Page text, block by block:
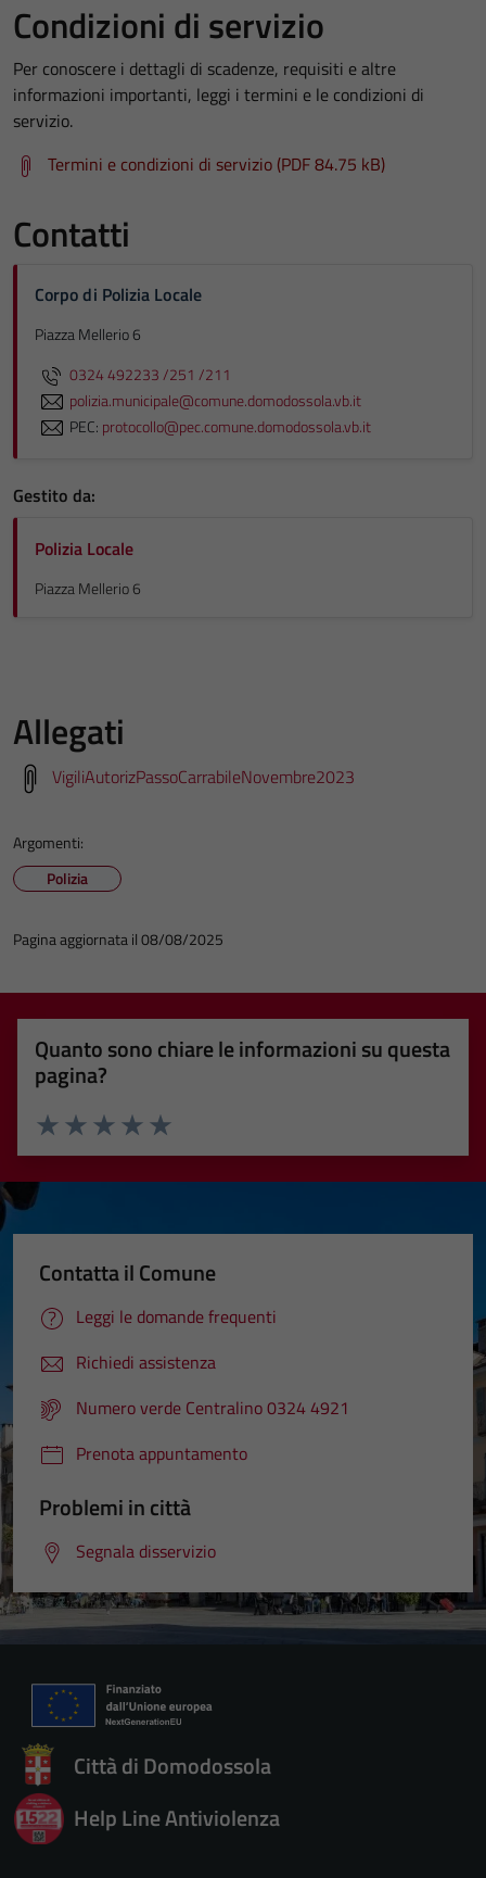
Condizioni di servizio
Per conoscere i dettagli di scadenze, requisiti e altre
informazioni importanti, leggi i termini e le condizioni di
servizio.
Termini e condizioni di servizio (PDF 84.75 kB)
Contatti
Corpo di Polizia Locale
Piazza Mellerio 6
0324 492233 /251 /211
polizia.municipale@comune.domodossola.vb.it
PEC: protocollo@pec.comune.domodossola.vb.it
Gestito da:
Polizia Locale
Piazza Mellerio 6
Allegati
VigiliAutorizPassoCarrabileNovembre2023
Argomenti:
Polizia
Pagina aggiornata il 08/08/2025
Quanto sono chiare le informazioni su questa
pagina?
Valuta 5 stelle su 5
Valuta 4 stelle su 5
Valuta 3 stelle su 5
Valuta 2 stelle su 5
Valuta 1 stelle su 5
Contatta il Comune
Leggi le domande frequenti
Richiedi assistenza
Numero verde Centralino 0324 4921
Prenota appuntamento
Problemi in città
Segnala disservizio
Città di Domodossola
Help Line Antiviolenza